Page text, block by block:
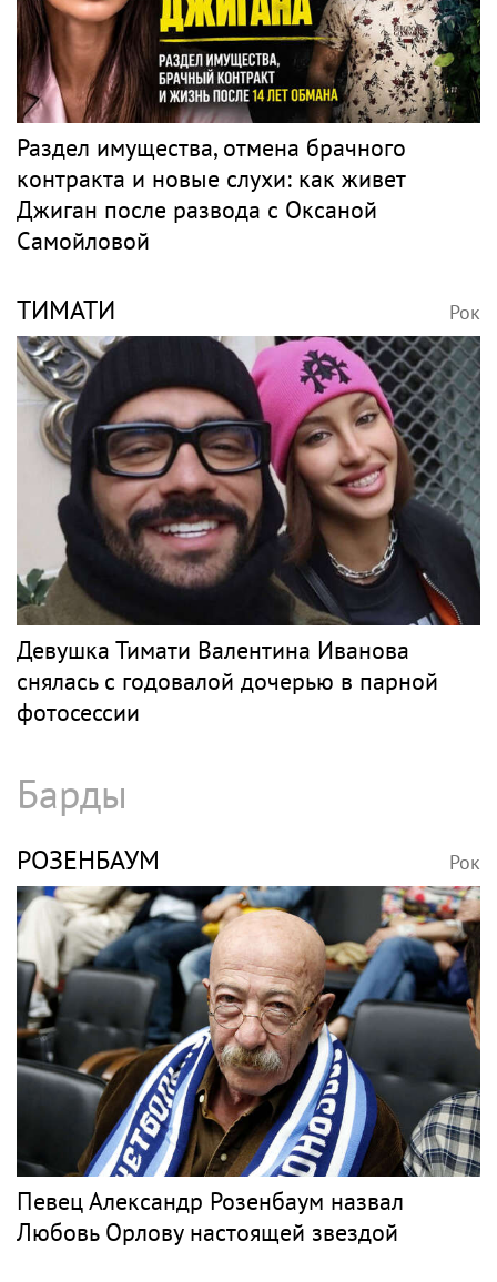
Раздел имущества, отмена брачного
контракта и новые слухи: как живет
Джиган после развода с Оксаной
Самойловой
ТИМАТИ Рок
Девушка Тимати Валентина Иванова
снялась с годовалой дочерью в парной
фотосессии
Барды
РОЗЕНБАУМ Рок
Певец Александр Розенбаум назвал
Любовь Орлову настоящей звездой